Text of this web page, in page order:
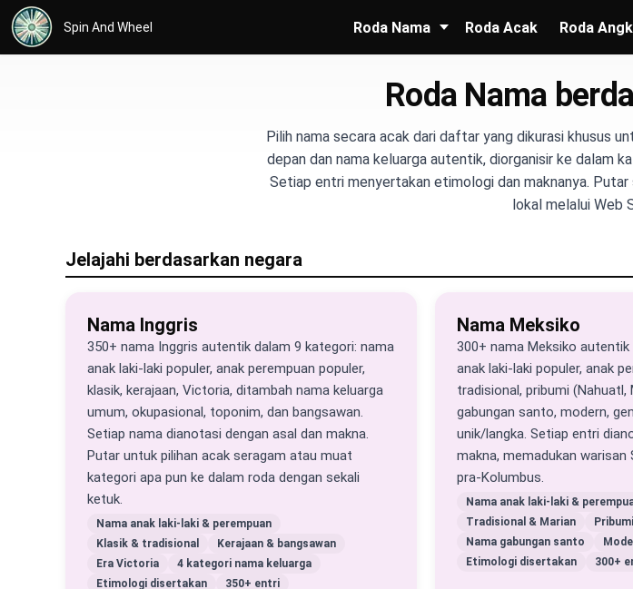
Spin And Wheel Roda Nama Roda Acak Roda
Roda Nama
Pilih nama secara acak dari daftar yang dikurasi khusus
depan dan nama keluarga autentik, diorganisir ke dalam
Setiap entri menyertakan etimologi dan maknanya.
lokal melalui Web
Jelajahi berdasarkan negara
Nama Inggris
350+ nama Inggris autentik dalam 9 kategori: nama
anak laki-laki populer, anak perempuan populer,
klasik, kerajaan, Victoria, ditambah nama keluarga
umum, okupasional, toponim, dan bangsawan.
Setiap nama dianotasi dengan asal dan makna.
Putar untuk pilihan acak seragam atau muat
kategori apa pun ke dalam roda dengan sekali
ketuk.
Nama anak laki-laki & perempuan
Klasik & tradisional
Kerajaan & bangsawan
Era Victoria
4 kategori nama keluarga
Etimologi disertakan
350+ entri
Nama Meksiko
300+ nama Meksiko
anak laki-laki populer, anak
tradisional, pribumi (Nahuatl,
gabungan santo, modern,
unik/langka. Setiap entri
makna, memadukan warisan
pra-Kolumbus.
Nama anak laki-laki &
Tradisional & Marian
Nama gabungan santo
Etimologi disertakan
300+